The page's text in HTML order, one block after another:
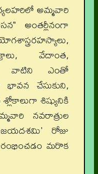
అమ్మవారి
అంతర్లీనంగా
వేదాంత,
వాటిని ఎంతో
చేసుకుని,
శిష్యునికి
నవరాత్రుల
రోజు
మరొక